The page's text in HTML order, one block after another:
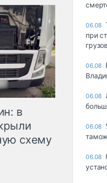
в
схему
06.08
при
06.08
06.08
06.08
06.08